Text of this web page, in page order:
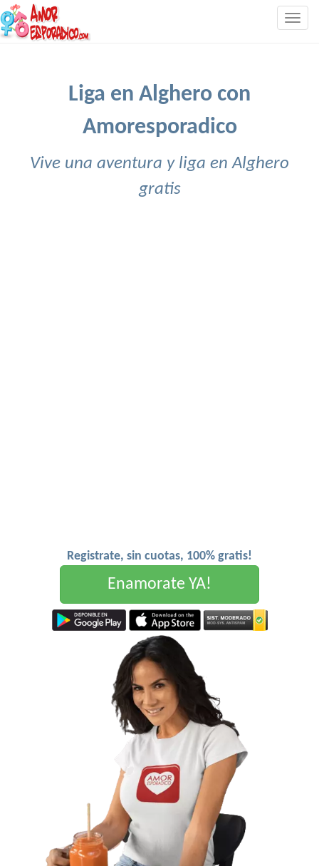
Liga en Alghero con
Amoresporadico
Vive una aventura y liga en Alghero
gratis
Registrate, sin cuotas, 100% gratis!
Enamorate YA!